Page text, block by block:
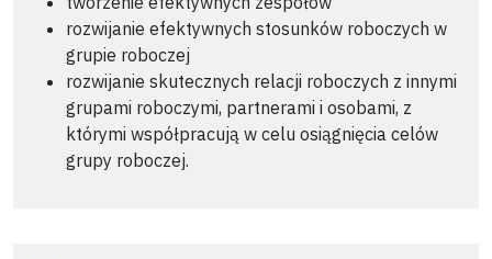
rozwijanie efektywnych stosunków roboczych w
grupie roboczej
rozwijanie skutecznych relacji roboczych z innymi
grupami roboczymi, partnerami i osobami, z
którymi współpracują w celu osiągnięcia celów
grupy roboczej.